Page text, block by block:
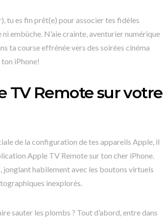
tu es fin prêt(e) pour associer tes fidèles
embûche. N’aie crainte, aventurier numérique
ta course effrénée vers des soirées cinéma
iPhone!
TV Remote sur votre
de la configuration de tes appareils Apple, il
Apple TV Remote sur ton cher iPhone.
habilement avec les boutons virtuels
inexplorés.
sauter les plombs ? Tout d’abord, entre dans